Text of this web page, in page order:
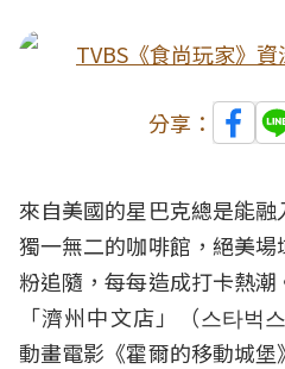
TVBS《食尚玩家》
分享：
來自美國的星巴克總是能融
獨一無二的咖啡館，絕美
粉追隨，每每造成打卡熱潮
「濟州中文店」（스타벅
動畫電影《霍爾的移動城